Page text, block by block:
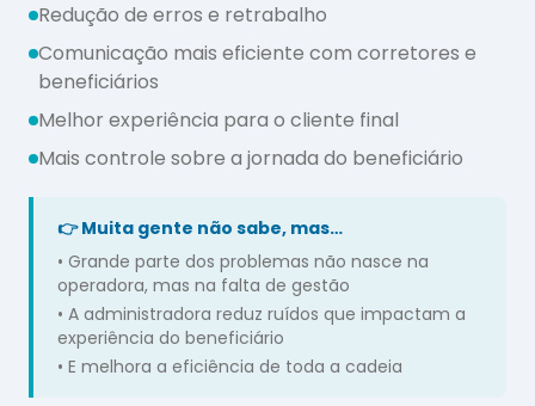
Redução de erros e retrabalho
Comunicação mais eficiente com corretores e
beneficiários
Melhor experiência para o cliente final
Mais controle sobre a jornada do beneficiário
👉Muita gente não sabe, mas…
• Grande parte dos problemas não nasce na
operadora, mas na falta de gestão
• A administradora reduz ruídos que impactam a
experiência do beneficiário
• E melhora a eficiência de toda a cadeia